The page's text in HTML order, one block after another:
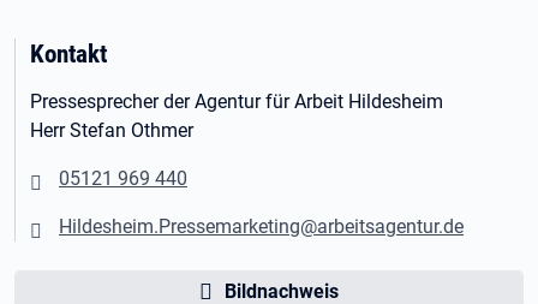
Kontakt
Pressesprecher der Agentur für Arbeit Hildesheim
Herr Stefan Othmer
05121 969 440
Hildesheim.Pressemarketing@arbeitsagentur.de
Bildnachweis